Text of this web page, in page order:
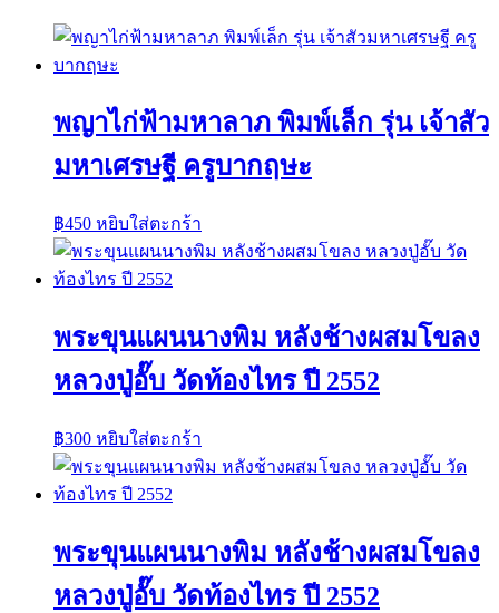
พญาไก่ฟ้ามหาลาภ พิมพ์เล็ก รุ่น เจ้าสัว
มหาเศรษฐี ครูบากฤษะ
฿450 หยิบใส่ตะกร้า
พระขุนแผนนางพิม หลังช้างผสมโขลง
หลวงปู่อั๊บ วัดท้องไทร ปี 2552
฿300 หยิบใส่ตะกร้า
พระขุนแผนนางพิม หลังช้างผสมโขลง
หลวงปู่อั๊บ วัดท้องไทร ปี 2552